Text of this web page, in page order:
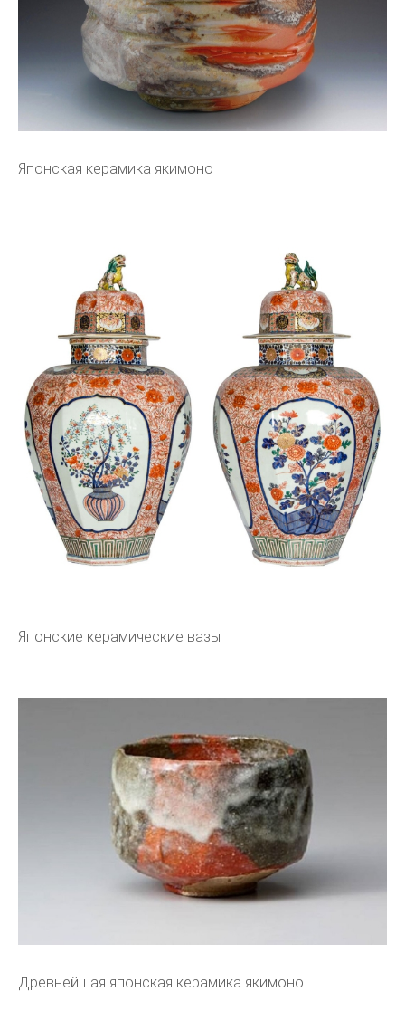
Японская керамика якимоно
Японские керамические вазы
Древнейшая японская керамика якимоно